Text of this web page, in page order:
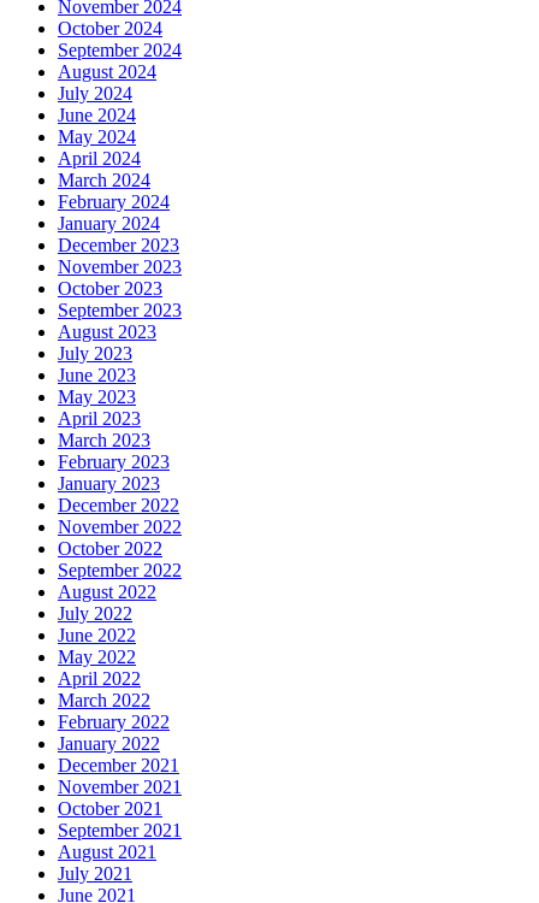
November 2024
October 2024
September 2024
August 2024
July 2024
June 2024
May 2024
April 2024
March 2024
February 2024
January 2024
December 2023
November 2023
October 2023
September 2023
August 2023
July 2023
June 2023
May 2023
April 2023
March 2023
February 2023
January 2023
December 2022
November 2022
October 2022
September 2022
August 2022
July 2022
June 2022
May 2022
April 2022
March 2022
February 2022
January 2022
December 2021
November 2021
October 2021
September 2021
August 2021
July 2021
June 2021